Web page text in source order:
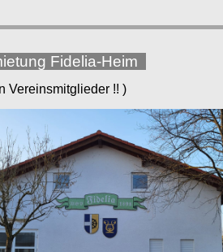
Fidelia-Heim
!! )